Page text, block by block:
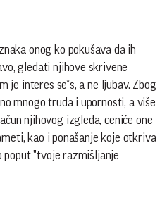
onog ko pokušava da ih
gledati njihove skrivene
je interes se*s, a ne ljubav. Zbog
mnogo truda i upornosti, a više
njihovog izgleda, ceniće one
kao i ponašanje koje otkriva
poput "tvoje razmišljanje